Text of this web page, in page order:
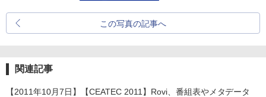
この写真の記事へ
関連記事
【2011年10月7日】【CEATEC 2011】Rovi、番組表やメタデータ